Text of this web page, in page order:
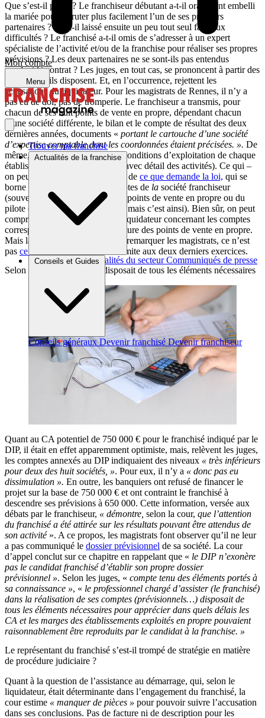
Mon compte
Menu
Trouver ma franchise
Actualités de la franchise
Brèves et actus Actualités du secteur Communiqués de presse
Conseils et Guides
Conseils généraux Devenir franchisé Devenir franchiseur
Que s’est-il passé ? Le franchiseur débutant a-t-il oralement embelli
la mariée pour recruter plus facilement l’un de ses premiers
partenaires ? L’a-t-il laissé ensuite un peu tout seul face aux
difficultés ? Le franchisé a-t-il omis de s’adresser à un expert
spécialiste de l’activité et/ou de la franchise pour réaliser ses propres
prévisions ? Les deux partenaires ne se sont-ils pas entendus
pendant le contrat ? Les juges, en tout cas, se prononcent à partir des
pièces dont ils disposent. Et, en l’occurrence, rejettent les
accusations du liquidateur. Pour les magistrats de Rennes, il n’y a
pas eu de dol, pas de tromperie. Le franchiseur a transmis, pour
chacun de ses huit points de vente en propre, dépendant chacun
d’une société différente, le bilan et le compte de résultat des deux
dernières années, documents « portant le cartouche d’une société
d’expertise comptable dont les coordonnées étaient précisées. ». De
même, la date de création et les conditions d’exploitation de chaque
établissement ont été indiquées (avec détail des activités). Ce qui –
on peut le souligner – va au-delà de ce que demande la loi, qui se
borne à la transmission des comptes de la société franchiseur
(souvent une holding) et pas des points de vente en propre ou du
pilote (ce que l’on peut regretter, mais c’est ainsi). Bien sûr, on peut
comprendre aussi le souhait du liquidateur concernant les comptes
correspondant à l’année d’ouverture des points de vente en propre.
Mais là non plus, comme le font remarquer les magistrats, ce n’est
pas ce que prévoit la loi
qui se limite aux deux derniers exercices.
Selon la cour, le franchisé disposait de tous les éléments nécessaires
Quant au CA potentiel de 750 000 € pour le franchisé indiqué par le
DIP, il était en effet apparemment optimiste, mais, relèvent les juges,
les comptes annexés au DIP indiquaient des niveaux « très inférieurs
pour deux des huit sociétés, ». Pour eux, il n’y a « donc pas eu
dissimulation ». En outre, les banquiers ont refusé de financer le
projet sur la base de 750 000 € et ont contraint le franchisé à
descendre ses prévisions à 650 000. Cette information, versée aux
débats par le franchiseur, « démontre, selon la cour, que l’attention
du franchisé a été attirée sur les résultats pouvant être attendus de
son activité ». A ce propos, les magistrats font observer qu’il ne leur
a pas communiqué le dossier prévisionnel de sa société. La cour
d’appel conclut sur ce chapitre en rappelant que « le DIP n’exonère
pas le candidat franchisé d’établir son propre dossier
prévisionnel ». Selon les juges, « compte tenu des éléments portés à
sa connaissance », « le professionnel chargé d’assister (le franchisé)
dans la réalisation de ses comptes (prévisionnels…) disposait de
tous les éléments nécessaires pour apprécier dans quels délais les
CA et les marges des établissements exploités en propre pouvaient
raisonnablement être reproduits par le candidat à la franchise. »
Le représentant du franchisé s’est-il trompé de stratégie en matière
de procédure judiciaire ?
Quant à la question de l’assistance au démarrage, qui, selon le
liquidateur, était déterminante dans l’engagement du franchisé, la
cour estime « manquer de pièces » pour pouvoir suivre l’accusation
dans ses conclusions. Pas de facture ni de description pour les